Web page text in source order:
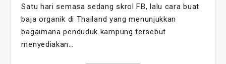
Satu hari semasa sedang skrol FB, lalu cara buat
baja organik di Thailand yang menunjukkan
bagaimana penduduk kampung tersebut
menyediakan…